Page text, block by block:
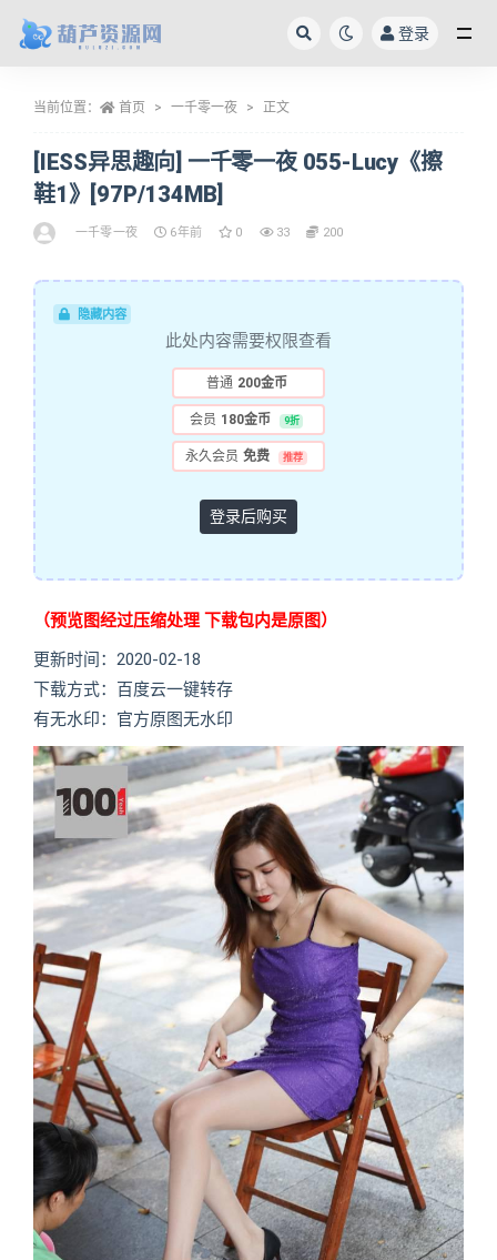
登录
当前位置： 首页 一千零一夜 正文
[IESS异思趣向] 一千零一夜 055-Lucy《擦
鞋1》[97P/134MB]
一千零一夜 6年前 0 33 200
隐藏内容
此处内容需要权限查看
普通 200金币
会员 180金币 9折
永久会员 免费 推荐
登录后购买
（预览图经过压缩处理 下载包内是原图）
更新时间：2020-02-18
下载方式：百度云一键转存
有无水印：官方原图无水印